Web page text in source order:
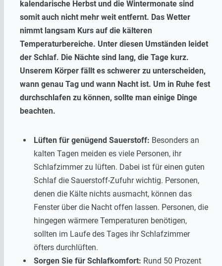
kalendarische Herbst und die Wintermonate sind
somit auch nicht mehr weit entfernt. Das Wetter
nimmt langsam Kurs auf die kälteren
Temperaturbereiche. Unter diesen Umständen leidet
der Schlaf. Die Nächte sind lang, die Tage kurz.
Unserem Körper fällt es schwerer zu unterscheiden,
wann genau Tag und wann Nacht ist. Um in Ruhe fest
durchschlafen zu können, sollte man einige Dinge
beachten.
Lüften für genügend Sauerstoff: Besonders an
kalten Tagen meiden es viele Personen, ihr
Schlafzimmer zu lüften. Dabei ist für einen guten
Schlaf die Sauerstoff-Zufuhr wichtig. Personen,
denen die Kälte nichts ausmacht, können das
Fenster über die Nacht offen lassen. Personen, die
hingegen wärmere Temperaturen benötigen,
sollten im Laufe des Tages ihr Schlafzimmer
öfters durchlüften.
Sorgen Sie für Schlafkomfort: Rund 50 Prozent